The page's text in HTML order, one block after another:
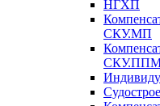
НГХП
СКУ.МП